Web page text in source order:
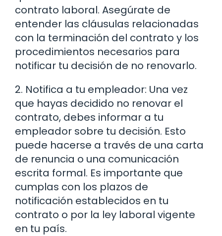
contrato laboral. Asegúrate de
entender las cláusulas relacionadas
con la terminación del contrato y los
procedimientos necesarios para
notificar tu decisión de no renovarlo.
2. Notifica a tu empleador: Una vez
que hayas decidido no renovar el
contrato, debes informar a tu
empleador sobre tu decisión. Esto
puede hacerse a través de una carta
de renuncia o una comunicación
escrita formal. Es importante que
cumplas con los plazos de
notificación establecidos en tu
contrato o por la ley laboral vigente
en tu país.